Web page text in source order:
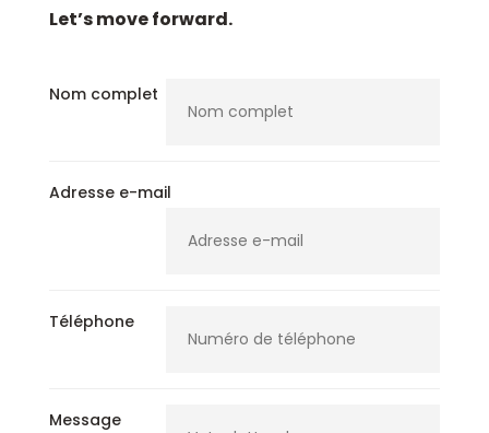
Let’s move forward.
Nom complet
Adresse e-mail
Téléphone
Message